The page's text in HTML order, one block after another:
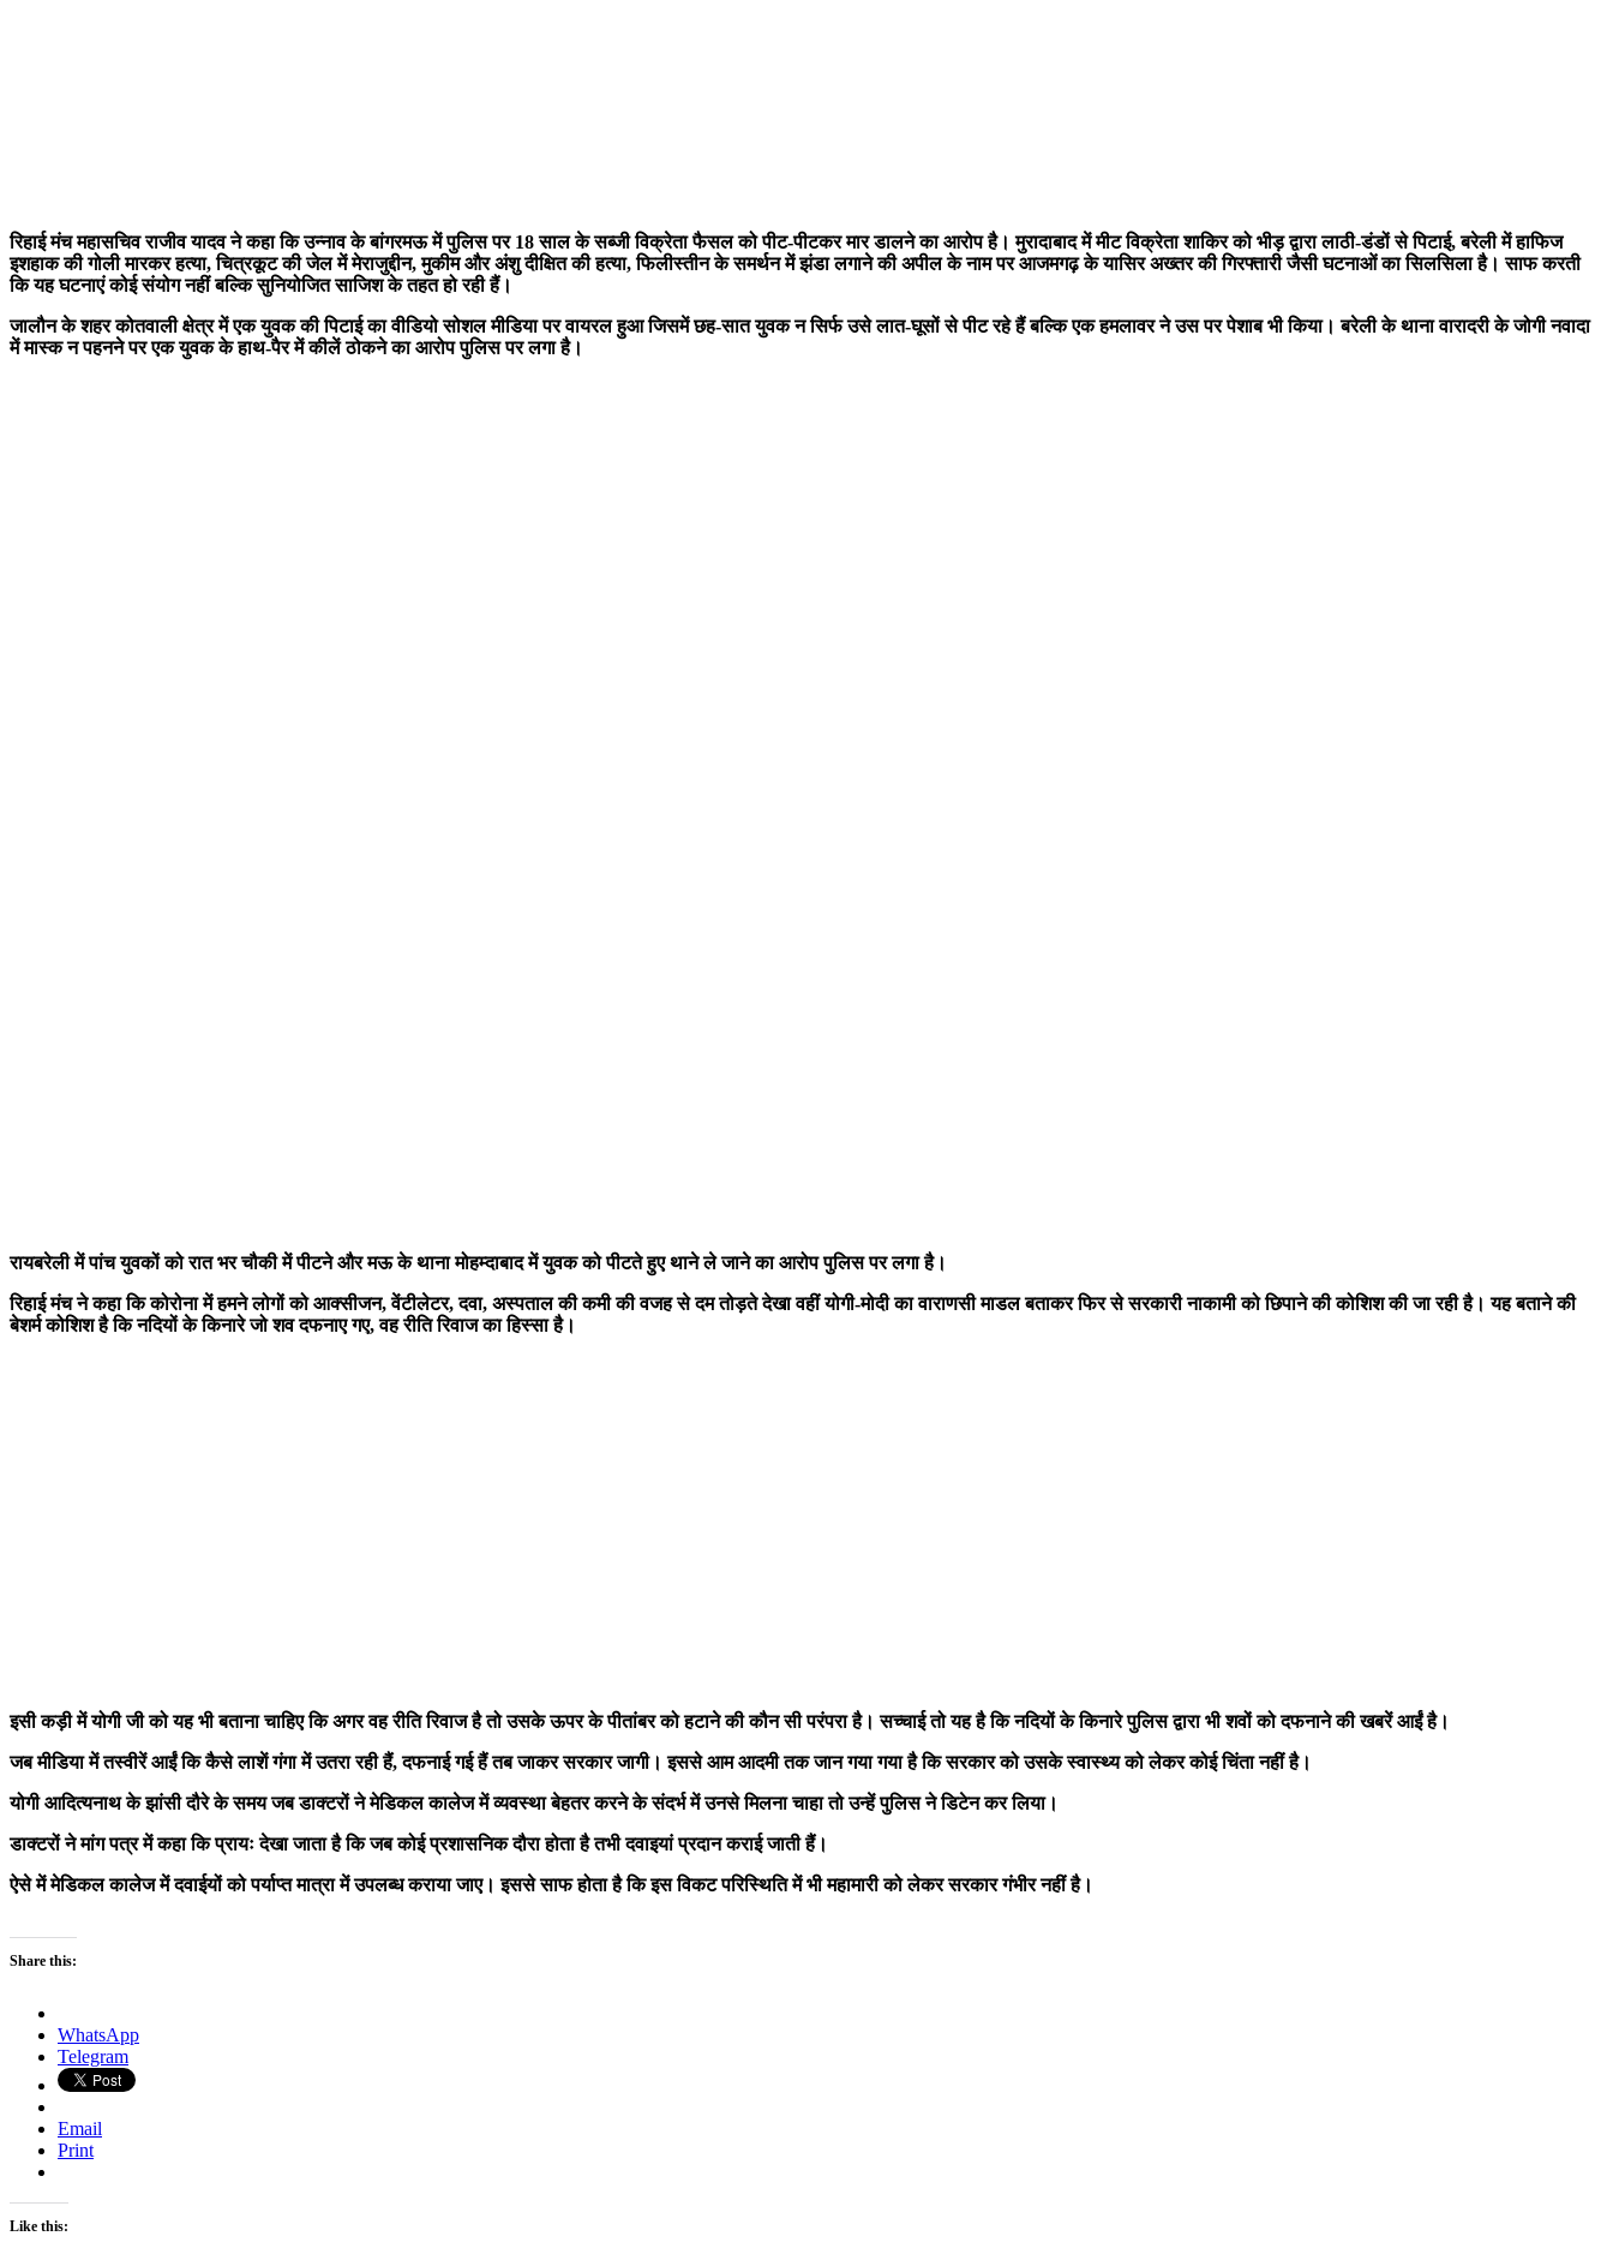
रिहाई मंच महासचिव राजीव यादव ने कहा कि उन्नाव के बांगरमऊ में पुलिस पर 18 साल के सब्जी विक्रेता फैसल को पीट-पीटकर मार डालने का आरोप है। मुरादाबाद में मीट विक्रेता शाकिर को भीड़ द्वारा लाठी-डंडों से पिटाई, बरेली में हाफिज
इशहाक की गोली मारकर हत्या, चित्रकूट की जेल में मेराजुद्दीन, मुकीम और अंशु दीक्षित की हत्या, फिलीस्तीन के समर्थन में झंडा लगाने की अपील के नाम पर आजमगढ़ के यासिर अख्तर की गिरफ्तारी जैसी घटनाओं का सिलसिला है। साफ करती
कि यह घटनाएं कोई संयोग नहीं बल्कि सुनियोजित साजिश के तहत हो रही हैं।
जालौन के शहर कोतवाली क्षेत्र में एक युवक की पिटाई का वीडियो सोशल मीडिया पर वायरल हुआ जिसमें छह-सात युवक न सिर्फ उसे लात-घूसों से पीट रहे हैं बल्कि एक हमलावर ने उस पर पेशाब भी किया। बरेली के थाना वारादरी के जोगी नवादा
में मास्क न पहनने पर एक युवक के हाथ-पैर में कीलें ठोकने का आरोप पुलिस पर लगा है।
रायबरेली में पांच युवकों को रात भर चौकी में पीटने और मऊ के थाना मोहम्दाबाद में युवक को पीटते हुए थाने ले जाने का आरोप पुलिस पर लगा है।
रिहाई मंच ने कहा कि कोरोना में हमने लोगों को आक्सीजन, वेंटीलेटर, दवा, अस्पताल की कमी की वजह से दम तोड़ते देखा वहीं योगी-मोदी का वाराणसी माडल बताकर फिर से सरकारी नाकामी को छिपाने की कोशिश की जा रही है। यह बताने की
बेशर्म कोशिश है कि नदियों के किनारे जो शव दफनाए गए, वह रीति रिवाज का हिस्सा है।
इसी कड़ी में योगी जी को यह भी बताना चाहिए कि अगर वह रीति रिवाज है तो उसके ऊपर के पीतांबर को हटाने की कौन सी परंपरा है। सच्चाई तो यह है कि नदियों के किनारे पुलिस द्वारा भी शवों को दफनाने की खबरें आईं है।
जब मीडिया में तस्वीरें आईं कि कैसे लाशें गंगा में उतरा रही हैं, दफनाई गई हैं तब जाकर सरकार जागी। इससे आम आदमी तक जान गया गया है कि सरकार को उसके स्वास्थ्य को लेकर कोई चिंता नहीं है।
योगी आदित्यनाथ के झांसी दौरे के समय जब डाक्टरों ने मेडिकल कालेज में व्यवस्था बेहतर करने के संदर्भ में उनसे मिलना चाहा तो उन्हें पुलिस ने डिटेन कर लिया।
डाक्टरों ने मांग पत्र में कहा कि प्रायः देखा जाता है कि जब कोई प्रशासनिक दौरा होता है तभी दवाइयां प्रदान कराई जाती हैं।
ऐसे में मेडिकल कालेज में दवाईयों को पर्याप्त मात्रा में उपलब्ध कराया जाए। इससे साफ होता है कि इस विकट परिस्थिति में भी महामारी को लेकर सरकार गंभीर नहीं है।
Share this:
WhatsApp
Telegram
Email
Print
Like this: